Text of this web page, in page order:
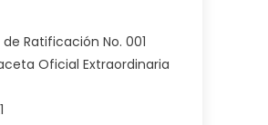
especial
Ratificación No. 001
Oficial Extraordinaria